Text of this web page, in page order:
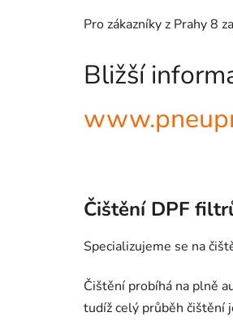
Pro zákazníky z Prahy 8
Bližší
Čištění DPF
Specializujeme se na
Čištění probíhá na plně
tudíž celý průběh čištění